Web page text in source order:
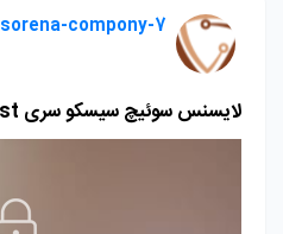
sorena-compony-7
لایسنس سوئیچ سیسکو سری Catalyst